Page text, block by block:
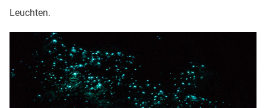
Leuchten.